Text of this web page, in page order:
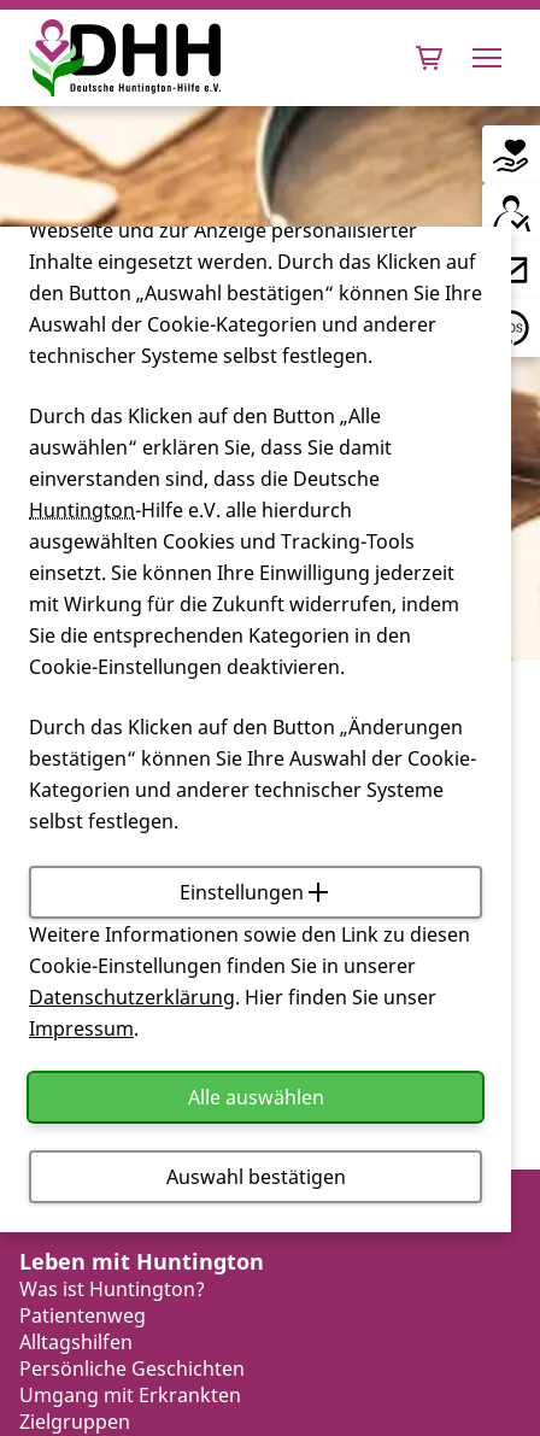
Leben mit Huntington
Forschung
Miteinander
Verein
Service
Jugendamt
Amt, dass sich um das Wohl der Kinder und
Jugendlichen kümmert
Zurück
Leben mit Huntington
Was ist Huntington?
Patientenweg
Alltagshilfen
Persönliche Geschichten
Umgang mit Erkrankten
Zielgruppen
Cookie-Einstellungen
Diese Webseite setzt verschiedene Cookies und
Tracking-Tools ein. Dies beinhaltet Cookies und
Tracking-Tools, die für den Betrieb der Webseite
technisch notwendig sind, die zu statistischen
Zwecken sowie zur besseren Bedienbarkeit der
Webseite und zur Anzeige personalisierter
Inhalte eingesetzt werden. Durch das Klicken auf
den Button „Auswahl bestätigen“ können Sie Ihre
Auswahl der Cookie-Kategorien und anderer
technischer Systeme selbst festlegen.
Durch das Klicken auf den Button „Alle
auswählen“ erklären Sie, dass Sie damit
einverstanden sind, dass die Deutsche
Huntington-Hilfe e.V. alle hierdurch
ausgewählten Cookies und Tracking-Tools
einsetzt. Sie können Ihre Einwilligung jederzeit
mit Wirkung für die Zukunft widerrufen, indem
Sie die entsprechenden Kategorien in den
Cookie-Einstellungen deaktivieren.
Durch das Klicken auf den Button „Änderungen
bestätigen“ können Sie Ihre Auswahl der Cookie-
Kategorien und anderer technischer Systeme
selbst festlegen.
Einstellungen
Weitere Informationen sowie den Link zu diesen
Cookie-Einstellungen finden Sie in unserer
Datenschutzerklärung. Hier finden Sie unser
Impressum.
Alle auswählen
Auswahl bestätigen